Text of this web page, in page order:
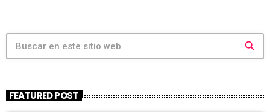
search
FEATURED POST